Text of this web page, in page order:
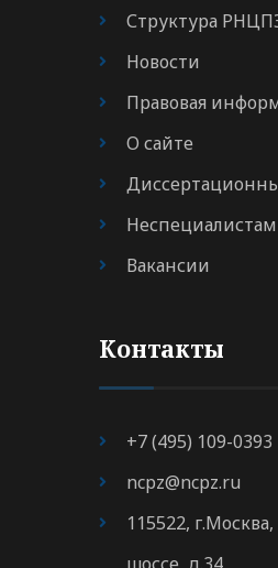
Структура
Новости
Правовая
О сайте
Неспециалистам
Вакансии
Контакты
+7 (495) 109-0393
ncpz@ncpz.ru
115522,